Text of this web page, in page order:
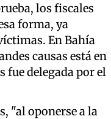
los fiscales
forma, ya
En Bahía
causas está en
fue delegada por el
"al oponerse a la